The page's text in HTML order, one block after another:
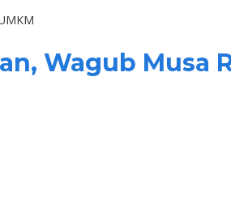
Wagub Musa